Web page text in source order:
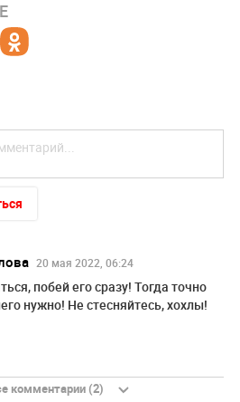
20 мая 2022, 06:24
побей его сразу! Тогда точно
нужно! Не стесняйтесь, хохлы!
комментарии (2)